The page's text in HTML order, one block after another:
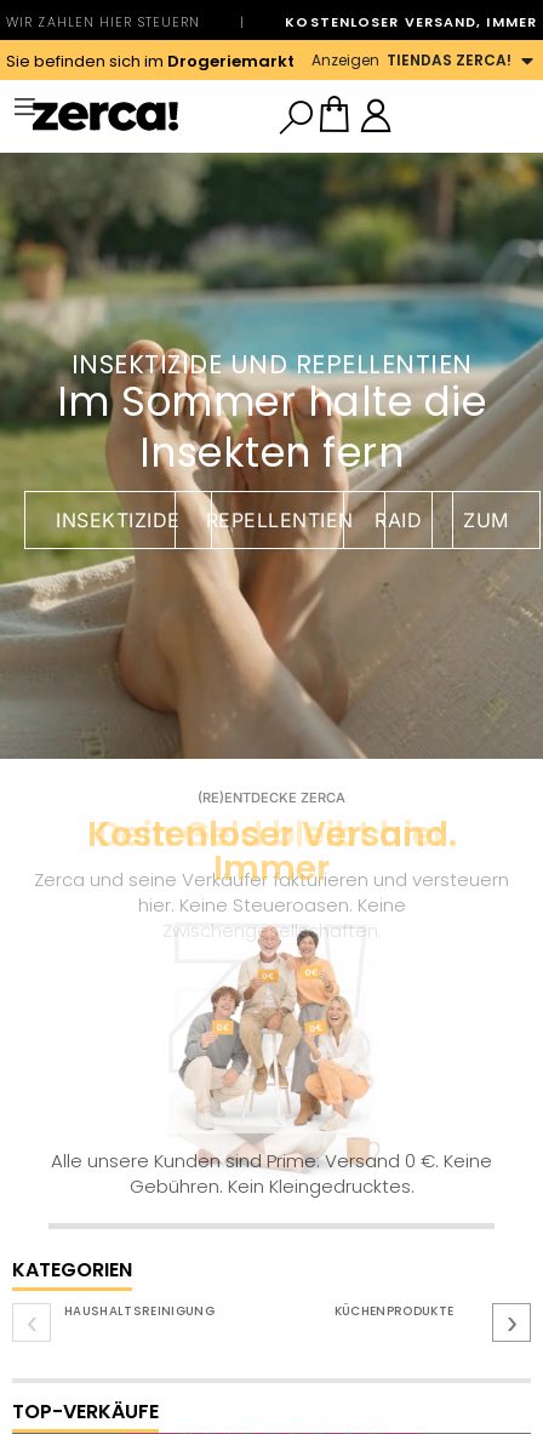
WIR ZAHLEN HIER STEUERN | KOSTENLOSER VERSAND, IMMER
Sie befinden sich im Drogeriemarkt Anzeigen TIENDAS ZERCA!
INSEKTIZIDE UND REPELLENTIEN
Im Sommer halte die
Insekten fern
INSEKTIZIDE REPELLENTIEN RAID ZUM
(RE)ENTDECKE ZERCA
Kostenloser Versand.
Immer
Alle unsere Kunden sind Prime: Versand 0 €. Keine
Gebühren. Kein Kleingedrucktes.
KATEGORIEN
‹ HAUSHALTSREINIGUNG KÜCHENPRODUKTE ›
TOP-VERKÄUFE